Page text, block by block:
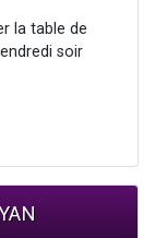
la table de
soir